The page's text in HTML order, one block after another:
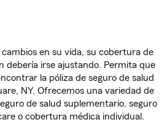
en su vida, su cobertura de
debería irse ajustando. Permita que
la póliza de seguro de salud
NY. Ofrecemos una variedad de
de salud suplementario, seguro
o cobertura médica individual.